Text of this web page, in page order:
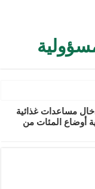
تضم 9 جثامين
في سوريا
مساعدات غذائية
أوضاع المئات من